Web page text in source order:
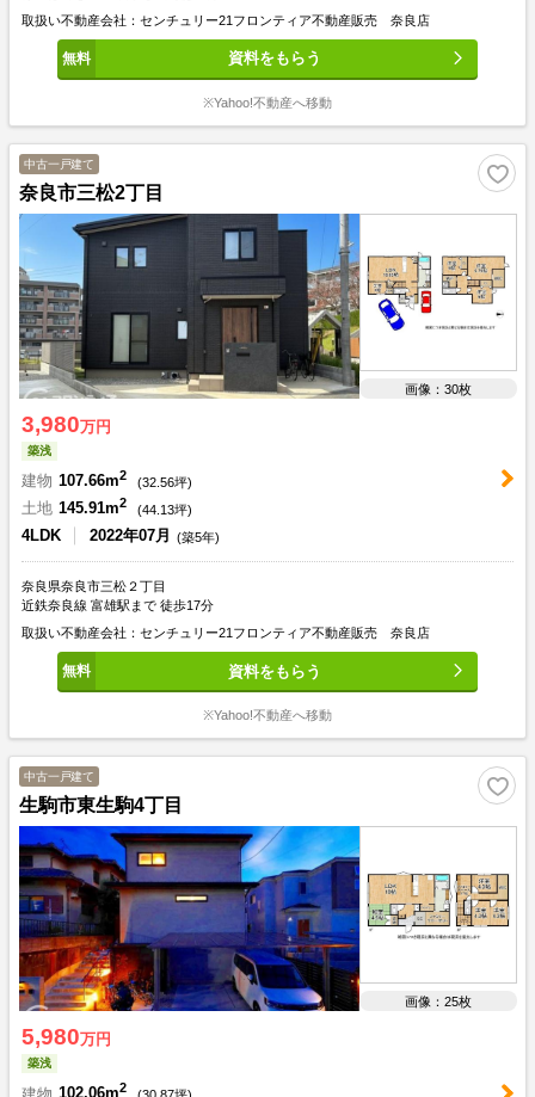
取扱い不動産会社：センチュリー21フロンティア不動産販売 奈良店
資料をもらう
※Yahoo!不動産へ移動
中古一戸建て
奈良市三松2丁目
画像：30枚
3,980万円
築浅
建物 107.66m2 (32.56坪)
土地 145.91m2 (44.13坪)
4LDK 2022年07月 (築5年)
奈良県奈良市三松２丁目
近鉄奈良線 富雄駅まで 徒歩17分
取扱い不動産会社：センチュリー21フロンティア不動産販売 奈良店
資料をもらう
※Yahoo!不動産へ移動
中古一戸建て
生駒市東生駒4丁目
画像：25枚
5,980万円
築浅
建物 2